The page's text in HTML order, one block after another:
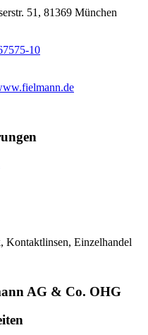
51, 81369 München
10
Kontaktlinsen, Einzelhandel
AG & Co. OHG